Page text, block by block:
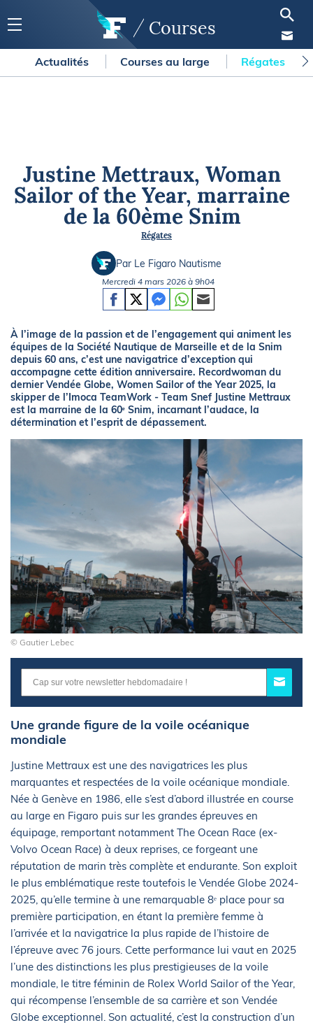
Courses
Actualités Courses au large Régates
Justine Mettraux, Woman
Sailor of the Year, marraine
de la 60ème Snim
Régates
Par Le Figaro Nautisme
Mercredi 4 mars 2026 à 9h04
À l’image de la passion et de l’engagement qui animent les
équipes de la Société Nautique de Marseille et de la Snim
depuis 60 ans, c’est une navigatrice d’exception qui
accompagne cette édition anniversaire. Recordwoman du
dernier Vendée Globe, Women Sailor of the Year 2025, la
skipper de l’Imoca TeamWork - Team Snef Justine Mettraux
est la marraine de la 60ᵉ Snim, incarnant l’audace, la
détermination et l’esprit de dépassement.
© Gautier Lebec
Une grande figure de la voile océanique
mondiale
Justine Mettraux est une des navigatrices les plus
marquantes et respectées de la voile océanique mondiale.
Née à Genève en 1986, elle s’est d’abord illustrée en course
au large en Figaro puis sur les grandes épreuves en
équipage, remportant notamment The Ocean Race (ex-
Volvo Ocean Race) à deux reprises, ce forgeant une
réputation de marin très complète et endurante. Son exploit
le plus emblématique reste toutefois le Vendée Globe 2024-
2025, qu’elle termine à une remarquable 8ᵉ place pour sa
première participation, en étant la première femme à
l’arrivée et la navigatrice la plus rapide de l’histoire de
l’épreuve avec 76 jours. Cette performance lui vaut en 2025
l’une des distinctions les plus prestigieuses de la voile
mondiale, le titre féminin de Rolex World Sailor of the Year,
qui récompense l’ensemble de sa carrière et son Vendée
Globe exceptionnel. Son actualité, c’est la construction d’un